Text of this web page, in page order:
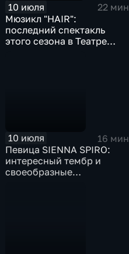
10 июля
22 мин
Мюзикл "HAIR":
последний спектакль
этого сезона в Театре
10 июля
16 мин
Певица SIENNA SPIRO:
интересный тембр и
своеобразные